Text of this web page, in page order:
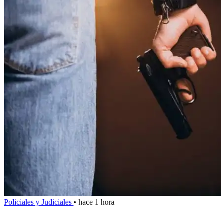
Policiales y Judiciales • hace 1 hora